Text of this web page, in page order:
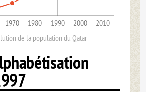
1970 1980 1990 2000
2010
de la population du Qatar